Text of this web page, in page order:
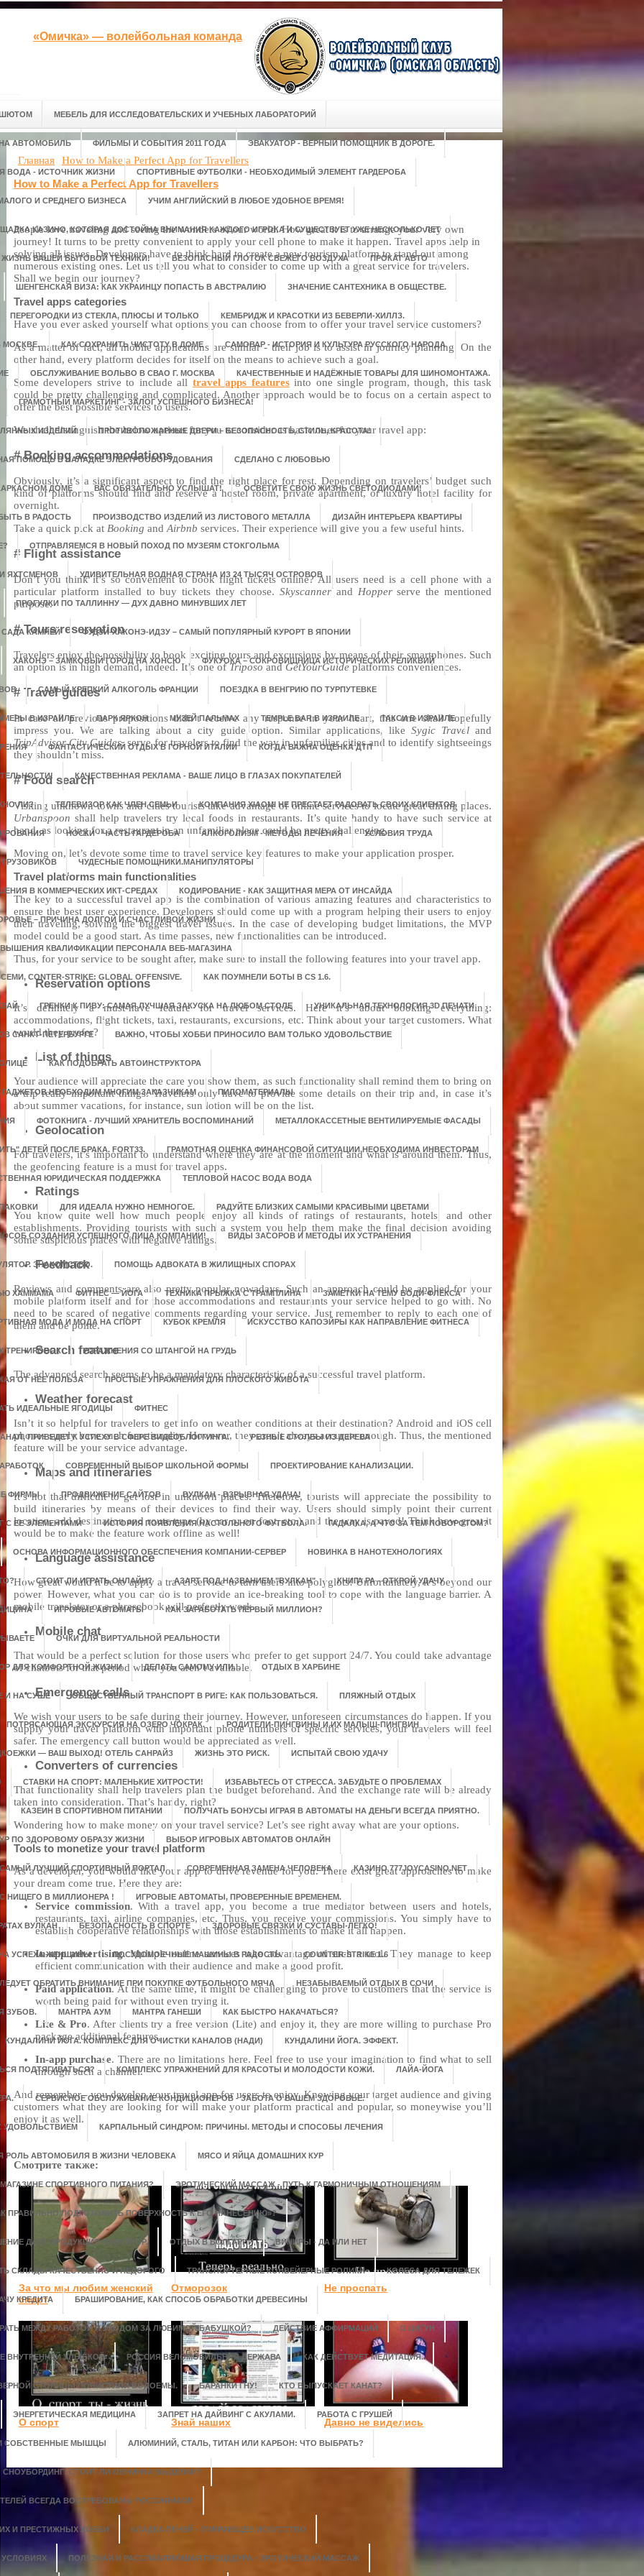
«Омичка» — волейбольная команда
МЕБЕЛЬ ДЛЯ ИССЛЕДОВАТЕЛЬСКИХ И УЧЕБНЫХ ЛАБОРАТОРИЙ
АВТОМОБИЛЬ ФИЛЬМЫ И СОБЫТИЯ 2011 ГОДА ЭВАКУАТОР - ВЕРНЫЙ ПОМОЩНИК В ДОРОГЕ.
ВОДА - ИСТОЧНИК ЖИЗНИ СПОРТИВНЫЕ ФУТБОЛКИ - НЕОБХОДИМЫЙ ЭЛЕМЕНТ ГАРДЕРОБА
И СРЕДНЕГО БИЗНЕСА УЧИМ АНГЛИЙСКИЙ В ЛЮБОЕ УДОБНОЕ ВРЕМЯ!
КАЗИНО, КОТОРАЯ ДОСТОЙНА ВНИМАНИЯ КАЖДОГО ИГРОКА И СУЩЕСТВУЕТ УЖЕ НЕСКОЛЬКО ЛЕТ
ЖИЗНЬ ВАШЕЙ БЫТОВОЙ ТЕХНИКИ! БЕЗОПАСНЫЙ ГЛОТОК СВЕЖЕГО ВОЗДУХА ПРОКАТ АВТО
ШЕНГЕНСКАЯ ВИЗА: КАК УКРАИНЦУ ПОПАСТЬ В АВСТРАЛИЮ ЗНАЧЕНИЕ САНТЕХНИКА В ОБЩЕСТВЕ.
ПЕРЕГОРОДКИ ИЗ СТЕКЛА, ПЛЮСЫ И ТОЛЬКО КЕМБРИДЖ И КРАСОТКИ ИЗ БЕВЕРЛИ-ХИЛЛЗ.
МОСКВЕ. КАК СОХРАНИТЬ ЧИСТОТУ В ДОМЕ САМОВАР - ИСТОРИЯ И КУЛЬТУРА РУССКОГО НАРОДА
ОБСЛУЖИВАНИЕ ВОЛЬВО В СВАО Г. МОСКВА КАЧЕСТВЕННЫЕ И НАДЁЖНЫЕ ТОВАРЫ ДЛЯ ШИНОМОНТАЖА.
ГРАМОТНЫЙ МАРКЕТИНГ - ЗАЛОГ УСПЕШНОГО БИЗНЕСА!
ИЗДЕЛИЙ ПРОТИВОПОЖАРНЫЕ ДВЕРИ – БЕЗОПАСНОСТЬ, СТИЛЬ, КРАСОТА!
ПОМОЩЬ В НАЛАДКЕ ЭЛЕКТРООБОРУДОВАНИЯ СДЕЛАНО С ЛЮБОВЬЮ
ДОМЕ ВАС ОБЯЗАТЕЛЬНО УСЛЫШАТ! ОСВЕТИТЕ СВОЮ ЖИЗНЬ СВЕТОДИОДАМИ!
В РАДОСТЬ ПРОИЗВОДСТВО ИЗДЕЛИЙ ИЗ ЛИСТОВОГО МЕТАЛЛА ДИЗАЙН ИНТЕРЬЕРА КВАРТИРЫ
ОТПРАВЛЯЕМСЯ В НОВЫЙ ПОХОД ПО МУЗЕЯМ СТОКГОЛЬМА
ЯХТСМЕНОВ УДИВИТЕЛЬНАЯ ВОДНАЯ СТРАНА ИЗ 24 ТЫСЯЧ ОСТРОВОВ
ПРОГУЛКИ ПО ТАЛЛИННУ — ДУХ ДАВНО МИНУВШИХ ЛЕТ
САДА КАМНЕЙ ФУДЗИ-ХАКОНЭ-ИДЗУ – САМЫЙ ПОПУЛЯРНЫЙ КУРОРТ В ЯПОНИИ
ХАКОНЭ – ЗАМКОВЫЙ ГОРОД НА ХОНСЮ ФУКУОКА – СОКРОВИЩНИЦА ИСТОРИЧЕСКИХ РЕЛИКВИЙ
САМЫЙ КРЕПКИЙ АЛКОГОЛЬ ФРАНЦИИ ПОЕЗДКА В ВЕНГРИЮ ПО ТУРПУТЕВКЕ
В ИЗРАИЛЕ ПАРК ЯРКОН МУЗЕЙ ПАЛЬМАХ TEMPLE BAR В ИЗРАИЛЕ ТАКСИ В ИЗРАИЛЕ
ФАНТАСТИЧЕСКИЙ ОТДЫХ В ГОРНОЙ ИТАЛИИ КОГДА ВАЖНА ОЦЕНКА ДТП
КАЧЕСТВЕННАЯ РЕКЛАМА - ВАШЕ ЛИЦО В ГЛАЗАХ ПОКУПАТЕЛЕЙ
ЛИ? ТЕЛЕВИЗОР КАК ЧЛЕН СЕМЬИ КОМПАНИЯ XIAOMI НЕ ПРЕСТАЕТ РАДОВАТЬ СВОИХ КЛИЕНТОВ
НОСКИ - ЧАСТЬ ГАРДЕРОБА АЛКОГОЛИЗМ - МЕТОДЫ ЛЕЧЕНИЯ УСЛОВИЯ ТРУДА
ЧУДЕСНЫЕ ПОМОЩНИКИ.МАНИПУЛЯТОРЫ
В КОММЕРЧЕСКИХ ИКТ-СРЕДАХ КОДИРОВАНИЕ - КАК ЗАЩИТНАЯ МЕРА ОТ ИНСАЙДА
– ПРИЧИНА ДОЛГОЙ И СЧАСТЛИВОЙ ЖИЗНИ
КВАЛИФИКАЦИИ ПЕРСОНАЛА ВЕБ-МАГАЗИНА
CONTER-STRIKE: GLOBAL OFFENSIVE. КАК ПОУМНЕЛИ БОТЫ В CS 1.6.
ГРЕНКИ К ПИВУ: САМАЯ ЛУЧШАЯ ЗАКУСКА НА ЛЮБОМ СТОЛЕ УНИКАЛЬНАЯ ТЕХНОЛОГИЯ 3D ПЕЧАТИ
САНКТ-ПЕТЕРБУРГЕ ВАЖНО, ЧТОБЫ ХОББИ ПРИНОСИЛО ВАМ ТОЛЬКО УДОВОЛЬСТВИЕ
КАК ПОДОБРАТЬ АВТОИНСТРУКТОРА
НЕОБХОДИМ МНОГИМ ЗАКАЗЧИКАМ ПИЛОМАТЕРИАЛЫ
ФОТОКНИГА - ЛУЧШИЙ ХРАНИТЕЛЬ ВОСПОМИНАНИЙ МЕТАЛЛОКАССЕТНЫЕ ВЕНТИЛИРУЕМЫЕ ФАСАДЫ
ДЕТЕЙ ПОСЛЕ БРАКА. FORT33. ГРАМОТНАЯ ОЦЕНКА ФИНАНСОВОЙ СИТУАЦИИ НЕОБХОДИМА ИНВЕСТОРАМ
ЮРИДИЧЕСКАЯ ПОДДЕРЖКА ТЕПЛОВОЙ НАСОС ВОДА ВОДА
ДЛЯ ИДЕАЛА НУЖНО НЕМНОГОЕ. РАДУЙТЕ БЛИЗКИХ САМЫМИ КРАСИВЫМИ ЦВЕТАМИ
СОЗДАНИЯ УСПЕШНОГО ЛИЦА КОМПАНИИ! ВИДЫ ЗАСОРОВ И МЕТОДЫ ИХ УСТРАНЕНИЯ
ЗНАКОМСТВО. ПОМОЩЬ АДВОКАТА В ЖИЛИЩНЫХ СПОРАХ
ХАММАМА ФИТНЕС — ЙОГА ТЕХНИКА ПРЫЖКА С ТРАМПЛИНА ЗАМЕТКИ НА ТЕМУ БОДИ-ФЛЕКСА
МОДА И МОДА НА СПОРТ КУБОК КРЕМЛЯ ИСКУССТВО КАПОЭЙРЫ КАК НАПРАВЛЕНИЕ ФИТНЕСА
ТРЕНИРОВОК УПРАЖНЕНИЯ СО ШТАНГОЙ НА ГРУДЬ
ОТ НЕЕ ПОЛЬЗА ПРОСТЫЕ УПРАЖНЕНИЯ ДЛЯ ПЛОСКОГО ЖИВОТА
ИДЕАЛЬНЫЕ ЯГОДИЦЫ ФИТНЕС
ПРИВЕДЕТ К УСПЕХУ В СФЕРЕ ВИДЕОБЛОГГИНГА. РЕЗНЫЕ СТОЛБЫ ИЗ ДЕРЕВА
СОВРЕМЕННЫЙ ВЫБОР ШКОЛЬНОЙ ФОРМЫ ПРОЕКТИРОВАНИЕ КАНАЛИЗАЦИИ.
ФИРМЫ ПРОДВИЖЕНИЕ САЙТОВ ВУЛКАН - ВЗРЫВНАЯ УДАЧА!
С ЕЕ ЭЛЕМЕНТАМИ ИСТОРИЯ ПОЯВЛЕНИЯ НАСТОЛЬНОГО ФУТБОЛА. ГАДАЛКА, А ЧТО ЗА ТЕМ ПОВОРОТОМ?
ОСНОВА ИНФОРМАЦИОННОГО ОБЕСПЕЧЕНИЯ КОМПАНИИ-СЕРВЕР НОВИНКА В НАНОТЕХНОЛОГИЯХ
СТОИТ ЛИ ИГРАТЬ ОНЛАЙН? АЗАРТ ПОД НАЗВАНИЕМ "ВУЛКАН" КНИГА РА - ОТКРОЙ УДАЧУ
ИГРОВЫЕ АВТОМАТЫ КАК ЗАРАБОТАТЬ ПЕРВЫЙ МИЛЛИОН?
ОЧКИ ДЛЯ ВИРТУАЛЬНОЙ РЕАЛЬНОСТИ
ДЛЯ КОМФОРТНОЙ ЖИЗНИ ДЕЛАТЬ САМОМУ ИЛИ... ОТДЫХ В ХАРБИНЕ
И НА СУШЕ ОБЩЕСТВЕННЫЙ ТРАНСПОРТ В РИГЕ: КАК ПОЛЬЗОВАТЬСЯ. ПЛЯЖНЫЙ ОТДЫХ
ПОТРЯСАЮЩАЯ ЭКСКУРСИЯ НА ОЗЕРО ЧОКРАК. РОДИТЕЛИ-ПИНГВИНЫ И ИХ МАЛЫШ-ПИНГВИН
— ВАШ ВЫХОД! ОТЕЛЬ САНРАЙЗ ЖИЗНЬ ЭТО РИСК. ИСПЫТАЙ СВОЮ УДАЧУ
СТАВКИ НА СПОРТ: МАЛЕНЬКИЕ ХИТРОСТИ! ИЗБАВЬТЕСЬ ОТ СТРЕССА. ЗАБУДЬТЕ О ПРОБЛЕМАХ
КАЗЕИН В СПОРТИВНОМ ПИТАНИИ ПОЛУЧАТЬ БОНУСЫ ИГРАЯ В АВТОМАТЫ НА ДЕНЬГИ ВСЕГДА ПРИЯТНО.
ПО ЗДОРОВОМУ ОБРАЗУ ЖИЗНИ ВЫБОР ИГРОВЫХ АВТОМАТОВ ОНЛАЙН
САМЫЙ ЛУЧШИЙ СПОРТИВНЫЙ ПОРТАЛ СОВРЕМЕННАЯ ЗАМЕНА ЧЕЛОВЕКА КАЗИНО 777JOYCASINO.NET
C НИЩЕГО В МИЛЛИОНЕРА ! ИГРОВЫЕ АВТОМАТЫ, ПРОВЕРЕННЫЕ ВРЕМЕНЕМ.
ВУЛКАН БЕЗОПАСНОСТЬ В СПОРТЕ ЗДОРОВЫЕ СВЯЗКИ И СУСТАВЫ-ЛЕГКО!
УСПЕХА ЖЕНЩИНЫ ПОСУДОМОЕЧНЫЕ МАШИНЫ В РАДОСТЬ. COUNTER-STRIKE 1.6
ОБРАТИТЬ ВНИМАНИЕ ПРИ ПОКУПКЕ ФУТБОЛЬНОГО МЯЧА НЕЗАБЫВАЕМЫЙ ОТДЫХ В СОЧИ
ЗУБОВ. МАНТРА АУМ МАНТРА ГАНЕШИ КАК БЫСТРО НАКАЧАТЬСЯ?
КУНДАЛИНИ ЙОГА. КОМПЛЕКС ДЛЯ ОЧИСТКИ КАНАЛОВ (НАДИ) КУНДАЛИНИ ЙОГА. ЭФФЕКТ.
ПОДТЯГИВАТЬСЯ? КОМПЛЕКС УПРАЖНЕНИЙ ДЛЯ КРАСОТЫ И МОЛОДОСТИ КОЖИ. ЛАЙА-ЙОГА
СЕРВИСНОЕ ОБСЛУЖИВАНИЕ КОНДИЦИОНЕРОВ - ЗАБОТА О ВАШЕМ ЗДОРОВЬЕ.
УДОВОЛЬСТВИЕМ КАРПАЛЬНЫЙ СИНДРОМ: ПРИЧИНЫ. МЕТОДЫ И СПОСОБЫ ЛЕЧЕНИЯ
РОЛЬ АВТОМОБИЛЯ В ЖИЗНИ ЧЕЛОВЕКА МЯСО И ЯЙЦА ДОМАШНИХ КУР
СПОРТИВНОГО ПИТАНИЯ? ЭРОТИЧЕСКИЙ МАССАЖ - ПУТЬ К ГАРМОНИЧНЫМ ОТНОШЕНИЯМ
ПРАВИЛЬНО ПОДГОТОВИТЬ ПОВЕРХНОСТЬ К ЕГО НАНЕСЕНИЮ»?
ДАЕТ ПРОДУКЦИЯ OVENTROP. ОТДЫХ В БОЛГАРИИ ВИНИРЫ - ДА ИЛИ НЕТ
СКЛАДЫ КАЧЕСТВЕННО И НЕДОРОГО ТРАНСПОРТЕРНЫЕ КОНВЕЙЕРНЫЕ РОЛИКИ КОЛЕСА ДЛЯ ТЕЛЕЖЕК
КРЕДИТА БРАШИРОВАНИЕ, КАК СПОСОБ ОБРАБОТКИ ДРЕВЕСИНЫ
МЕЖДУ РАБОТОЙ И УХОДОМ ЗА ЛЮБИМОЙ БАБУШКОЙ? ДЕЙСТВИЕ АФФИРМАЦИЙ О ЦИГУН
ВНУТРЕННЕЙ УЛЫБКОЙ РОССИЯ ВЕЛОМОБИЛЬНАЯ ДЕРЖАВА КАК ДЕЙСТВУЕТ МЕДИТАЦИЯ.
СТОЛИЦЫ ПОЧИСТИЛИ ВОДОЕМЫ. БАРАНКИ ГНУ! КТО ВЫПУСКАЕТ КАНАТ?
ЭНЕРГЕТИЧЕСКАЯ МЕДИЦИНА ЗАПРЕТ НА ДАЙВИНГ С АКУЛАМИ. РАБОТА С ГРУШЕЙ
СОБСТВЕННЫЕ МЫШЦЫ АЛЮМИНИЙ, СТАЛЬ, ТИТАН ИЛИ КАРБОН: ЧТО ВЫБРАТЬ?
СНОУБОРДИНГ: СТОИТ ЛИ ОВЧИНКА ВЫДЕЛКИ?
ВСЕГДА ВОСТРЕБОВАНЫ РОССИЯНАМИ
И ПРЕСТИЖНЫХ ХОББИ КЛАДКА ПЕЧЕЙ - УМИРАЮЩЕЕ ИСКУССТВО
ПОЛЕЗНАЯ И РАССЛАБЛЯЮЩАЯ ПРОЦЕДУРА - ЭРОТИЧЕСКИЙ МАССАЖ
Главная How to Make a Perfect App for Travellers
How to Make a Perfect App for Travellers
People love traveling and seeing the wonders of our world. How great it is to arrange your very own
journey! It turns to be pretty convenient to apply your cell phone to make it happen. Travel apps help in
solving all issues. Developers have to think hard to create a new tourism platform to stand out among
numerous existing ones. Let us tell you what to consider to come up with a great service for travelers.
Shall we begin our journey?
Travel apps categories
Have you ever asked yourself what options you can choose from to offer your travel service customers?
As a matter of fact, all mobile applications are similar - their job is to assist in journey planning. On the
other hand, every platform decides for itself on the means to achieve such a goal.
Some developers strive to include all travel apps featuresinto one single program, though, this task
could be pretty challenging and complicated. Another approach would be to focus on a certain aspect to
offer the best possible services to users.
We shall distinguish the below options for you to consider as basic ones for your travel app:
# Booking accommodations
Obviously, it’s a significant aspect to find the right place for rest. Depending on travelers’ budget such
kind of platforms should find and reserve a hostel room, private apartment, or luxury hotel facility for
overnight.
Take a quick pick at Booking and Airbnb services. Their experience will give you a few useful hints.
# Flight assistance
Don’t you think it’s so convenient to book flight tickets online? All users need is a cell phone with a
particular platform installed to buy tickets they choose. Skyscanner and Hopperserve the mentioned
purpose.
# Tours reservation
Travelers enjoy the possibility to book exciting tours and excursions by means of their smartphones. Such
an option is in high demand, indeed. It’s one ofTriposoandGetYourGuideplatforms conveniences.
# Travel guides
In case all previous propositions didn’t receive any response in your heart, this one shall hopefully
impress you. We are talking about a city guide option. Similar applications, like Sygic Traveland
TripAdvisor City Guides, serve for travelers to find the way in unfamiliar cities and to identify sightseeings
they shouldn’t miss.
# Food search
Visiting unknown towns and cities tourists take advantage of online services to locate great dining places.
Urbanspoonshall help travelers try local foods in restaurants. It’s quite handy to have such service at
hand, as looking for a restaurant in an unfamiliar place could be pretty challenging.
Moving on, let’s devote some time to travel service key features to make your application prosper.
Travel platforms main functionalities
The key to a successful travel app is the combination of various amazing features and characteristics to
ensure the best user experience. Developers should come up with a program helping their users to enjoy
their traveling, solving the biggest travel issues. In the case of developing budget limitations, the MVP
model could be a good start. As time passes, new functionalities can be introduced.
Thus, for your service to be sought after, make sure to install the following features into your travel app.
Reservation options
It’s definitely a must-have feature for travel services. Here it’s about booking everything:
accommodations, flight tickets, taxi, restaurants, excursions, etc. Think about your target customers. What
would they prefer?
List of things
Your audience will appreciate the care you show them, as such functionality shall remind them to bring on
a trip really important things. Travelers only have to provide some details on their trip and, in case it’s
about summer vacations, for instance, sun lotion will be on the list.
Geolocation
For travelers, it’s important to understand where they are at the moment and what is around them. Thus,
the geofencing feature is a must for travel apps.
Ratings
You know quite well how much people enjoy all kinds of ratings of restaurants, hotels, and other
establishments. Providing tourists with such a system you help them make the final decision avoiding
some suspicious places with negative ratings.
Feedback
Reviews and comments are also pretty popular nowadays. Such an approach could be applied for your
mobile platform itself and for those accommodations and restaurants your service helped to go with. No
need to be scared of negative comments regarding your service. Just remember to reply to each one of
them and be polite.
Search feature
The advanced search seems to be a mandatory characteristic of a successful travel platform.
Weather forecast
Isn’t it so helpful for travelers to get info on weather conditions at their destination? Android and iOS cell
phones surely have such functionality. However, they aren’t always accurate enough. Thus, the mentioned
feature will be your service advantage.
Maps and itineraries
It’s not that difficult to get lost in unknown places. Therefore, tourists will appreciate the possibility to
build itineraries by means of their devices to find their way. Users should simply point their current
location, add destination and route type (by car or on foot, etc.) and the way is paved! Think how great it
would be to make the feature work offline as well!
Language assistance
How great would it be to apply a travel service to turn users into polyglots! Unfortunately, it’s beyond our
power. However, what you can do is to provide an ice-breaking tool to cope with the language barrier. A
mobile translator or a phrasebook will perfectly work.
Mobile chat
That would be a perfect solution for those users who prefer to get support 24/7. You could take advantage
of chatbots for that period when you aren’t available.
Emergency calls
We wish your users to be safe during their journey. However, unforeseen circumstances do happen. If you
supply your travel platform with important phone numbers of specific services, your travelers will feel
safer. The emergency call button would be appreciated as well.
Converters of currencies
That functionality shall help travelers plan the budget beforehand. And the exchange rate will be already
taken into consideration. That’s handy, right?
Wondering how to make money on your travel service? Let’s see right away what are your options.
Tools to monetize your travel platform
As a developer, you would like your app to drive revenue for you. There exist great approaches to make
your dream come true. Here they are:
Service commission. With a travel app, you become a true mediator between users and hotels,
restaurants, taxi, airline companies, etc. Thus, you receive your commissions. You simply have to
establish cooperative relationships with those establishments to make it all happen.
In-app advertising. Multiple online services take advantage of such a tool. They manage to keep
efficient communication with their audience and make a good profit.
Paid application. At the same time, it might be challenging to prove to customers that the service is
worth being paid for without even trying it.
Lite & Pro. After clients try a free version (Lite) and enjoy it, they are more willing to purchase Pro
package additional features.
In-app purchase. There are no limitations here. Feel free to use your imagination to find what to sell
through such a channel.
And remember - you develop your travel app for users to enjoy. Knowing your target audience and giving
customers what they are looking for will make your platform practical and popular, so moneywise you’ll
enjoy it as well.
Смотрите также:
За что мы любим женский
спорт
Отморозок Не проспать
О спорт Знай наших Давно не виделись